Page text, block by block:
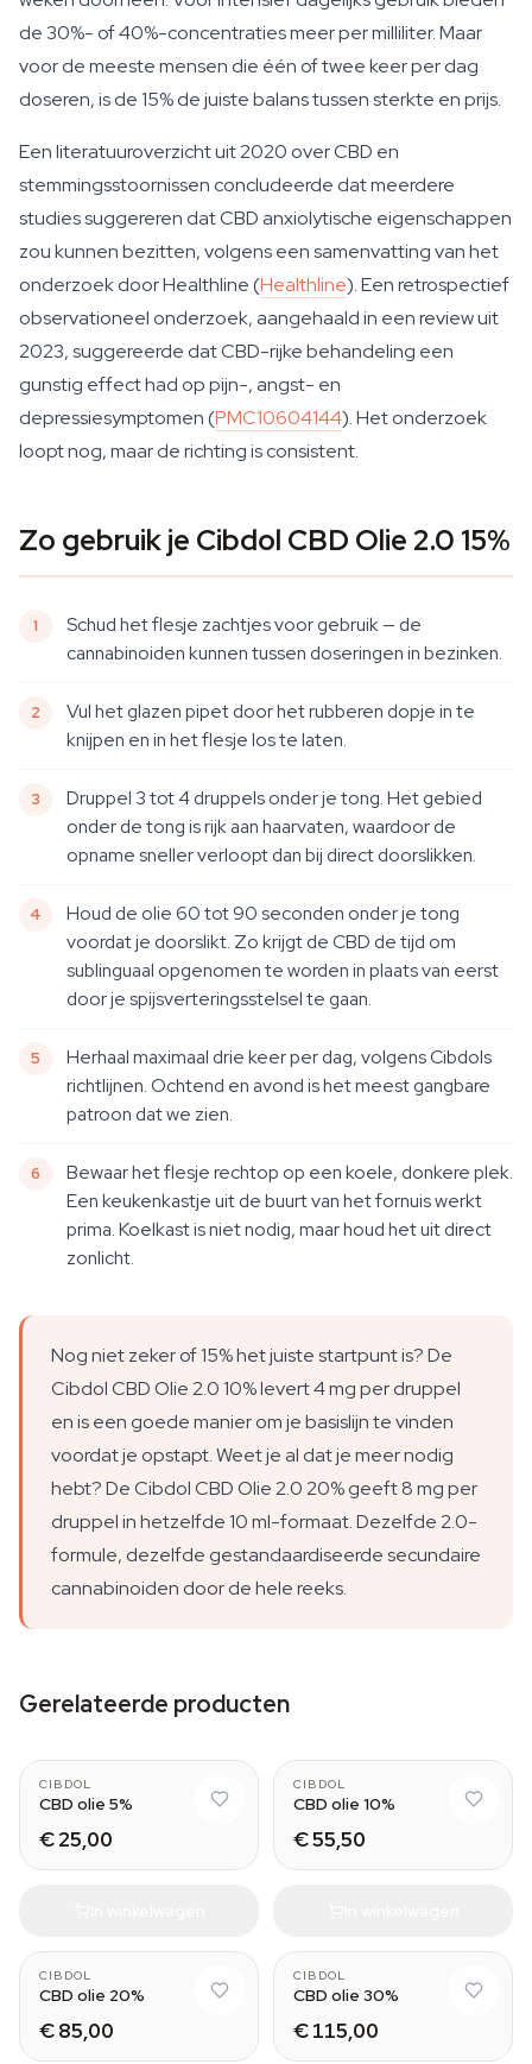
de 30%- of 40%-concentraties meer per milliliter. Maar
voor de meeste mensen die één of twee keer per dag
doseren, is de 15% de juiste balans tussen sterkte en prijs.
Een literatuuroverzicht uit 2020 over CBD en
stemmingsstoornissen concludeerde dat meerdere
studies suggereren dat CBD anxiolytische eigenschappen
zou kunnen bezitten, volgens een samenvatting van het
onderzoek door Healthline (Healthline). Een retrospectief
observationeel onderzoek, aangehaald in een review uit
2023, suggereerde dat CBD-rijke behandeling een
gunstig effect had op pijn-, angst- en
depressiesymptomen (PMC10604144). Het onderzoek
loopt nog, maar de richting is consistent.
Zo gebruik je Cibdol CBD Olie 2.0 15%
Schud het flesje zachtjes voor gebruik — de
cannabinoiden kunnen tussen doseringen in bezinken.
Vul het glazen pipet door het rubberen dopje in te
knijpen en in het flesje los te laten.
Druppel 3 tot 4 druppels onder je tong. Het gebied
onder de tong is rijk aan haarvaten, waardoor de
opname sneller verloopt dan bij direct doorslikken.
Houd de olie 60 tot 90 seconden onder je tong
voordat je doorslikt. Zo krijgt de CBD de tijd om
sublinguaal opgenomen te worden in plaats van eerst
door je spijsverteringsstelsel te gaan.
Herhaal maximaal drie keer per dag, volgens Cibdols
richtlijnen. Ochtend en avond is het meest gangbare
patroon dat we zien.
Bewaar het flesje rechtop op een koele, donkere plek.
Een keukenkastje uit de buurt van het fornuis werkt
prima. Koelkast is niet nodig, maar houd het uit direct
zonlicht.
Nog niet zeker of 15% het juiste startpunt is? De
Cibdol CBD Olie 2.0 10% levert 4 mg per druppel
en is een goede manier om je basislijn te vinden
voordat je opstapt. Weet je al dat je meer nodig
hebt? De Cibdol CBD Olie 2.0 20% geeft 8 mg per
druppel in hetzelfde 10 ml-formaat. Dezelfde 2.0-
formule, dezelfde gestandaardiseerde secundaire
cannabinoiden door de hele reeks.
Gerelateerde producten
CIBDOL
CBD olie 5%
€ 25,00
CIBDOL
CBD olie 10%
€ 55,50
CIBDOL
CBD olie 20%
€ 85,00
CIBDOL
CBD olie 30%
€ 115,00